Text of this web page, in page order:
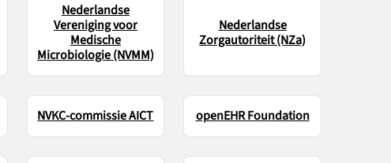
Nederlandse
Vereniging voor
Medische
Microbiologie (NVMM)
Nederlandse
Zorgautoriteit (NZa)
NVKC-commissie AICT openEHR Foundation